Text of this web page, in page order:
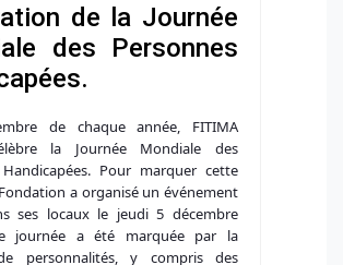
de la Journée
des Personnes
de chaque année, FITIMA
la Journée Mondiale des
Handicapées. Pour marquer cette
a organisé un événement
ses locaux le jeudi 5 décembre
journée a été marquée par la
personnalités, y compris des